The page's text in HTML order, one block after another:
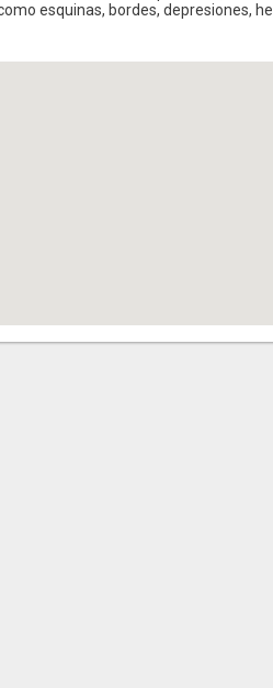
esquinas, bordes, depresiones,